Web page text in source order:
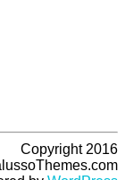
Copyright 2016